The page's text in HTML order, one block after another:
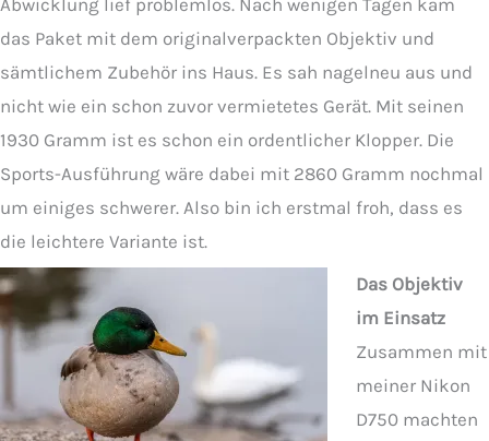
das Paket mit dem originalverpackten Objektiv und
sämtlichem Zubehör ins Haus. Es sah nagelneu aus und
nicht wie ein schon zuvor vermietetes Gerät. Mit seinen
1930 Gramm ist es schon ein ordentlicher Klopper. Die
Sports-Ausführung wäre dabei mit 2860 Gramm nochmal
um einiges schwerer. Also bin ich erstmal froh, dass es
die leichtere Variante ist.
Das Objektiv
im Einsatz
Zusammen mit
meiner Nikon
D750 machten